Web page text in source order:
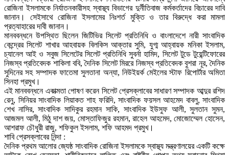
রোজিনা ইসলামকে নির্যাতনকারীসহ স্বাস্থ্য বিভাগের দুর্নীতিবাজ কর্মকর্তাদের বিচারের দাবি
জানান। সেইসাথে রোজিনা ইসলামের নিঃশর্ত মুক্তি ও তার বিরুদ্ধে করা মামলা
প্রত্যাহারের দাবী জানান।
মানববন্ধনে উপস্থিত ছিলেন জিটিভির সিলেট প্রতিনিধি ও বাংলাদেশে নারী সাংবাদিক
কেন্দ্রের সিলেট শাখার আহবায়ক বিলকিস আক্তার সুমি, যুগ্ম আহ্বায়ক মনিকা ইসলাম,
চ্যানেল আই ও সবুজ সিলেটের সিলেট প্রতিনিধি সুবর্না হামিদ, সিলেট টুডে টুয়েন্টিফোরের
নিজস্ব প্রতিবেদক শাকিলা ববি, দৈনিক সিলেট মিররে নিজস্ব প্রতিবেদক বুশরা নূর, দৈনিক
সুদিনের সহ সম্পাদক ফাতেমা সুলতানা অন্যা, নিউইয়র্ক মেইলের স্টাফ রিপোর্টার অমিতা
সিনহা প্রমুখ।
এই মানববন্ধনে একাত্মতা পোষণ করেন সিলেট প্রেসক্লাবের সাধারণ সম্পাদক আব্দুর রশিদ
রেনু, সিনিয়র সাংবাদিক লিয়াকত শাহ ফরিদি, সাংবাদিক ফয়সল আহমেদ বাবলু, সাংবাদিক
শেখ নাসির, সাংবাদিক সাদিকুর রহমান সাকি, সাংবাদিক ইউসুফ আলী, সুলতান সুমন,
আজমল আলী, মিঠু দাশ জয়, মোস্তাফিজুর রহমান, রাহেল আহমেদ, মোজোম্মেল হোসেন,
আশরাফ চৌধুরী রাজু, শফিকুল ইসলাম, শফি আহমদ প্রমুখ।
শাবি প্রেসক্লাবের নিন্দা :
দৈনিক প্রথম আলোর জ্যেষ্ঠ সাংবাদিক রোজিনা ইসলামকে স্বাস্থ্য মন্ত্রণালয়ের একটি কক্ষে